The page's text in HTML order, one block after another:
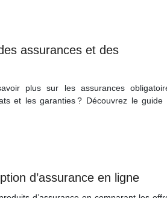
assurances et des
plus sur les assurances
et les garanties ? Découvrez le guide
d’assurance en ligne